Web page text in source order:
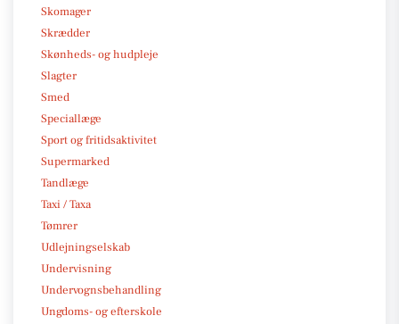
Skomager
Skrædder
Skønheds- og hudpleje
Slagter
Smed
Speciallæge
Sport og fritidsaktivitet
Supermarked
Tandlæge
Taxi / Taxa
Tømrer
Udlejningselskab
Undervisning
Undervognsbehandling
Ungdoms- og efterskole